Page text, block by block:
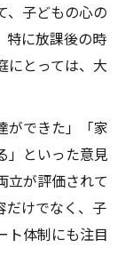
、子どもの心の
特に放課後の時
にとっては、大
ができた」「家
」といった意見
立が評価されて
だけでなく、子
ト体制にも注目